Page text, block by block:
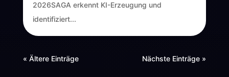
2026SAGA erkennt KI-Erzeugung und
identifiziert...
« Ältere Einträge Nächste Einträge »